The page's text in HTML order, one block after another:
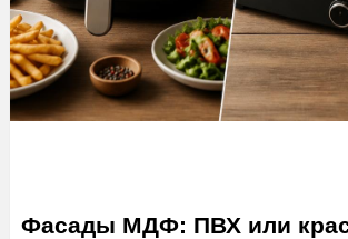
Фасады МДФ: ПВХ или